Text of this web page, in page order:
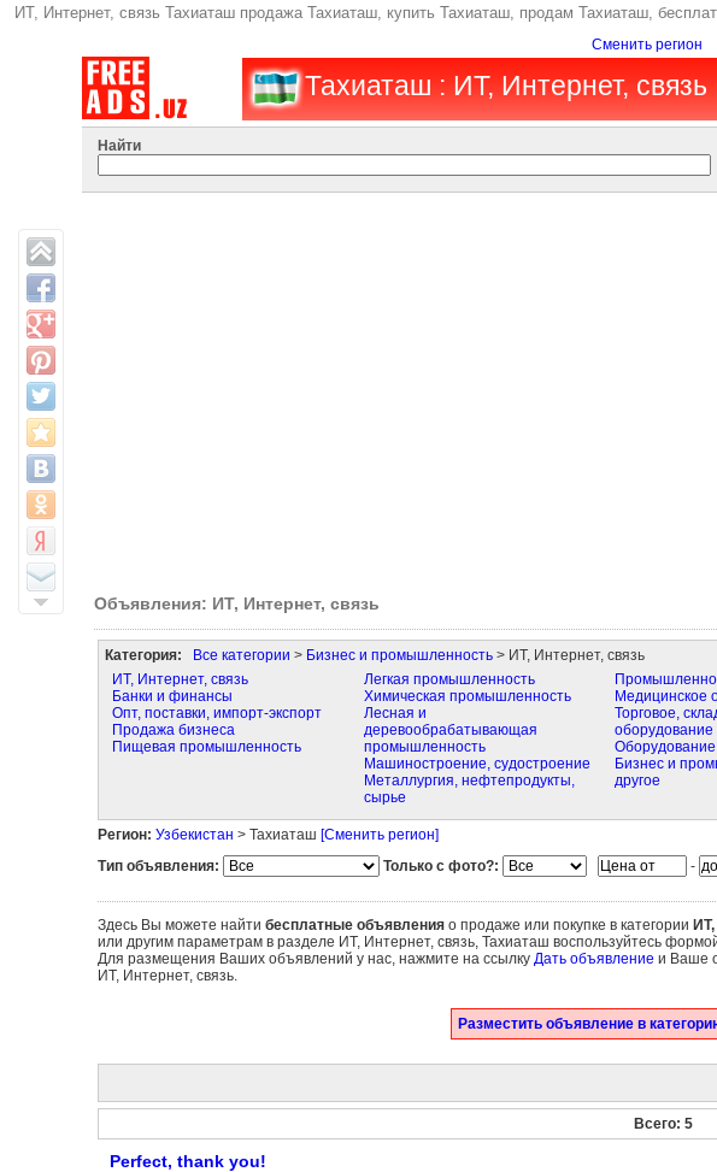
ИТ, Интернет, связь Тахиаташ продажа Тахиаташ, купить Тахиаташ, продам Тахиаташ,
Сменить регион
Тахиаташ : ИТ, Интернет,
Найти
Объявления: ИТ, Интернет, связь
Категория: Все категории > Бизнес и промышленность> ИТ, Интернет, связь
ИТ, Интернет, связь
Банки и финансы
Опт, поставки, импорт-экспорт
Продажа бизнеса
Пищевая промышленность
Легкая промышленность
Химическая промышленность
Лесная и
деревообрабатывающая
промышленность
Машиностроение, судостроение
Металлургия, нефтепродукты,
сырье
Медицинское
Торговое,
оборудование
Бизнес и
другое
Регион: Узбекистан > Тахиаташ [Сменить регион]
Тип объявления:
Только с фото?: -
Здесь Вы можете найти бесплатные объявленияо продаже или покупке в категории
или другим параметрам в разделе ИТ, Интернет, связь, Тахиаташ воспользуйтесь
Для размещения Ваших объявлений у нас, нажмите на ссылку Дать объявление и Ваше
ИТ, Интернет, связь.
Разместить объявление в
Всего: 5
Perfect, thank you!